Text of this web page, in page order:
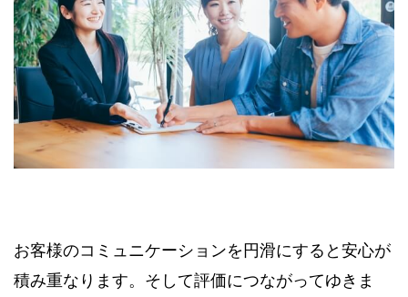
お客様のコミュニケーションを円滑にすると安心が
積み重なります。そして評価につながってゆきま